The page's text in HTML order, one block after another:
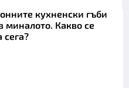
кухненски гъби
миналото. Какво се
сега?